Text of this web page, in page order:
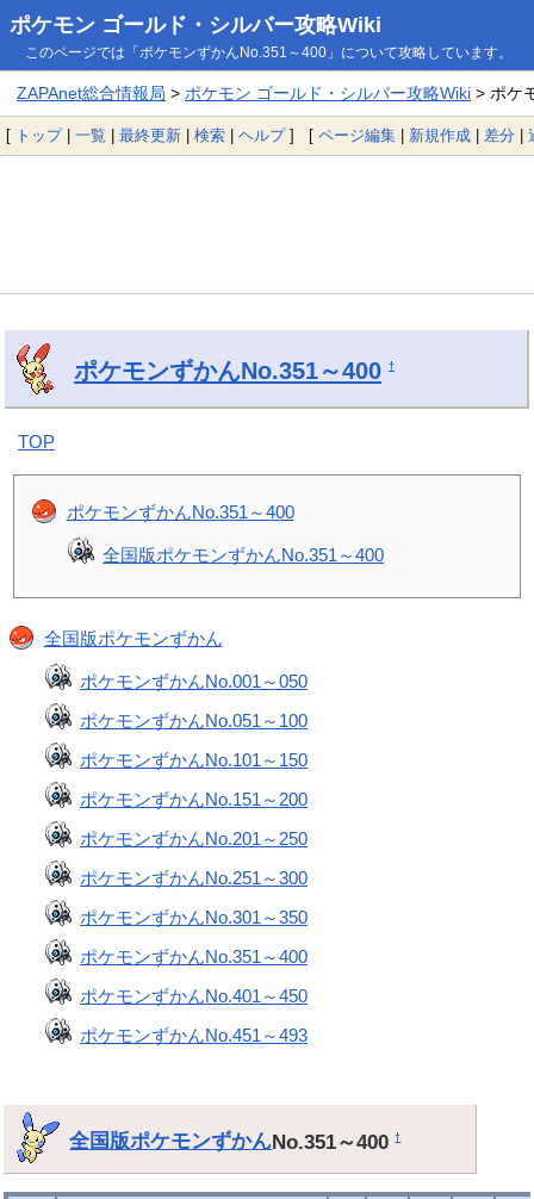
ポケモン ゴールド・シルバー攻略Wiki
このページでは「ポケモンずかんNo.351～400」について攻略しています。
ZAPAnet総合情報局 > ポケモン ゴールド・シルバー攻略Wiki> ポケ
[ トップ| 一覧 | 最終更新 | 検索 | ヘルプ] [ ページ編集 | 新規作成 | 差分 |
ポケモンずかんNo.351～400 †
TOP
ポケモンずかんNo.351～400
全国版ポケモンずかんNo.351～400
全国版ポケモンずかん
ポケモンずかんNo.001～050
ポケモンずかんNo.051～100
ポケモンずかんNo.101～150
ポケモンずかんNo.151～200
ポケモンずかんNo.201～250
ポケモンずかんNo.251～300
ポケモンずかんNo.301～350
ポケモンずかんNo.351～400
ポケモンずかんNo.401～450
ポケモンずかんNo.451～493
全国版ポケモンずかんNo.351～400†